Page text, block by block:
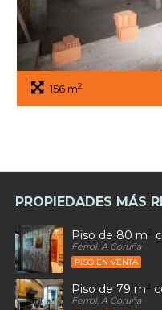
156 m2
PROPIEDADES MÁS
Piso de 80 m2
Ferrol, A Coruña
PISO EN VENTA
Piso de 79 m2
Ferrol, A Coruña